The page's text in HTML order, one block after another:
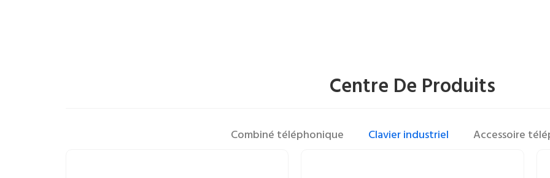
Centre De Produits
Combiné téléphonique Clavier industriel Accessoire